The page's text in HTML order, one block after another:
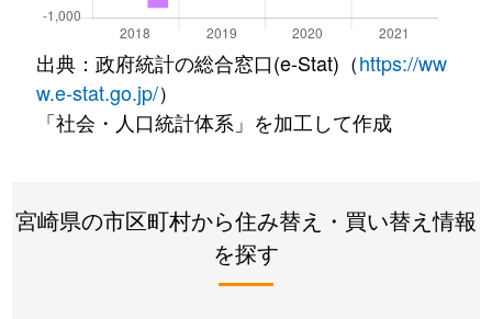
出典：政府統計の総合窓口(e-Stat)（https://ww
w.e-stat.go.jp/）
「社会・人口統計体系」を加工して作成
宮崎県の市区町村から住み替え・買い替え情報
を探す